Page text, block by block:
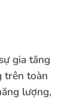
gia tăng
trên toàn
lượng,